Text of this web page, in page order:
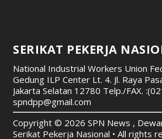
SERIKAT PEKERJA
National Industrial Workers Union
Gedung ILP Center Lt. 4. Jl. Raya
Jakarta Selatan 12780 Telp./FAX.
spndpp@gmail.com
Copyright © 2026 SPN News ,
Serikat Pekerja Nasional • All rights